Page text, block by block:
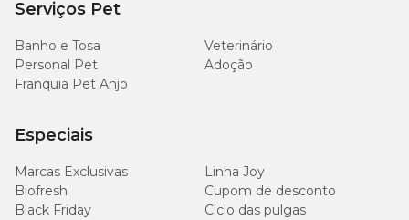
Serviços Pet
Banho e Tosa
Veterinário
Personal Pet
Adoção
Franquia Pet Anjo
Especiais
Marcas Exclusivas
Linha Joy
Biofresh
Cupom de desconto
Black Friday
Ciclo das pulgas